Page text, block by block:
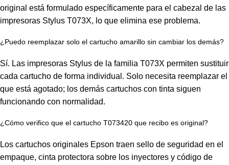
original está formulado específicamente para el cabezal de las
impresoras Stylus T073X, lo que elimina ese problema.
¿Puedo reemplazar solo el cartucho amarillo sin cambiar los demás?
Sí. Las impresoras Stylus de la familia T073X permiten sustituir
cada cartucho de forma individual. Solo necesita reemplazar el
que está agotado; los demás cartuchos con tinta siguen
funcionando con normalidad.
¿Cómo verifico que el cartucho T073420 que recibo es original?
Los cartuchos originales Epson traen sello de seguridad en el
empaque, cinta protectora sobre los inyectores y código de